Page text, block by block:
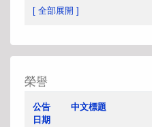
[ 全部展開 ]
榮譽
公告
日期
中文標題